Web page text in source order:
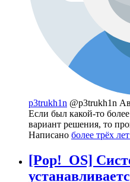
p3trukh1n @p3trukh1n
Если был какой-то
вариант решения, то
Написано более трёх
[Pop!_OS]